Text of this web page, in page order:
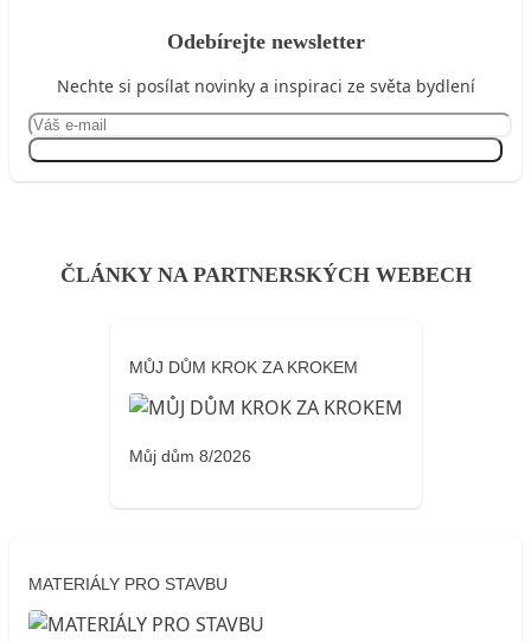
Odebírejte newsletter
Nechte si posílat novinky a inspiraci ze světa bydlení
ČLÁNKY NA PARTNERSKÝCH WEBECH
MŮJ DŮM KROK ZA KROKEM
Můj dům 8/2026
MATERIÁLY PRO STAVBU